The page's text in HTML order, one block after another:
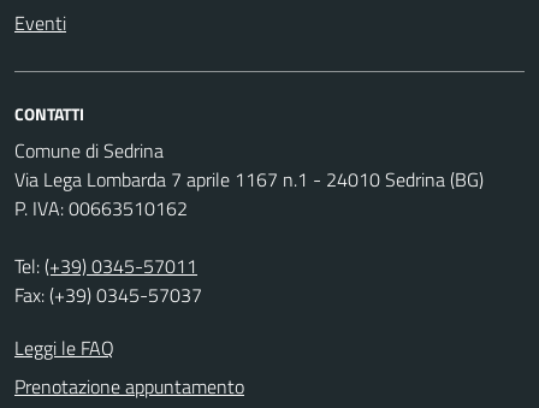
Eventi
CONTATTI
Comune di Sedrina
Via Lega Lombarda 7 aprile 1167 n.1 - 24010 Sedrina (BG)
P. IVA: 00663510162
Tel:(+39) 0345-57011
Fax: (+39) 0345-57037
Leggi le FAQ
Prenotazione appuntamento